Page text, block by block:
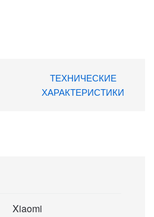
ТЕХНИЧЕСКИЕ
ХАРАКТЕРИСТИКИ
Xiaomi